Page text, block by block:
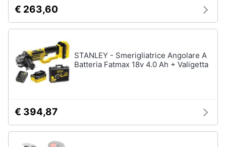
Abbigliamento
Animali
Libri,
cd
e
Spaccalegna
Fresa
Vetreria
Vedi
Imbiancare
€ 263,60
STANLEY - Smerigliatrice Angolare A
Batteria Fatmax 18v 4.0 Ah + Valigetta
€ 394,87